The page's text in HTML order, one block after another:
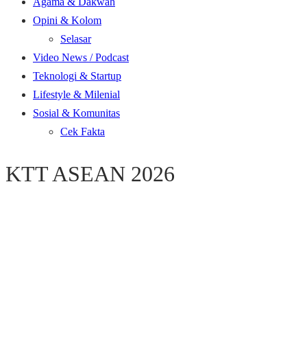
Opini & Kolom
Selasar
Video News / Podcast
Teknologi & Startup
Lifestyle & Milenial
Sosial & Komunitas
Cek Fakta
KTT ASEAN 2026